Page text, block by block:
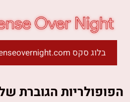
בלוג סקס herbalincenseovernight.com
הפופולריות הגוברת של